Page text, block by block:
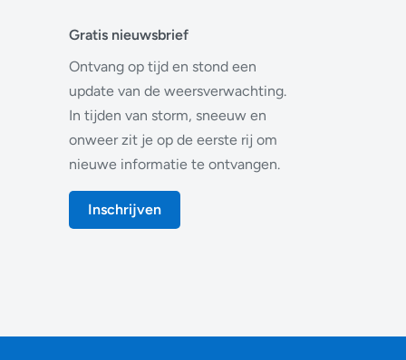
Gratis nieuwsbrief
Ontvang op tijd en stond een
update van de weersverwachting.
In tijden van storm, sneeuw en
onweer zit je op de eerste rij om
nieuwe informatie te ontvangen.
Inschrijven